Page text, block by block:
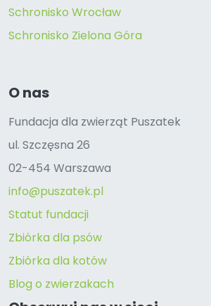
Schronisko Wrocław
Schronisko Zielona Góra
O nas
Fundacja dla zwierząt Puszatek
ul. Szczęsna 26
02-454 Warszawa
info@puszatek.pl
Statut fundacji
Zbiórka dla psów
Zbiórka dla kotów
Blog o zwierzakach